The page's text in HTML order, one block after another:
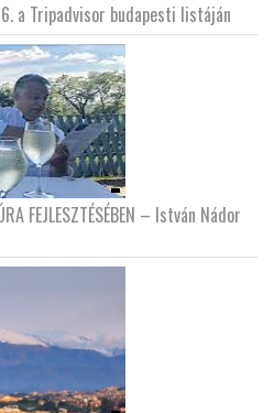
a Tripadvisor budapesti listáján
FEJLESZTÉSÉBEN – István Nádor